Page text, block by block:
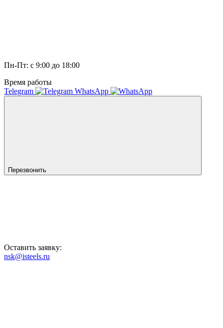
Пн-Пт: с 9:00 до 18:00
Время работы
Telegram
WhatsApp
Перезвонить
Оставить заявку:
nsk@isteels.ru